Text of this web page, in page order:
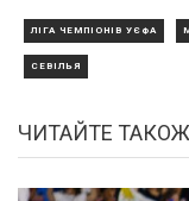
ЛІГА ЧЕМПІОНІВ УЄФА
СЕВІЛЬЯ
ЧИТАЙТЕ ТАКОЖ